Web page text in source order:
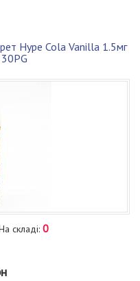
Hype Cola Vanilla 1.5мг
складі: 0